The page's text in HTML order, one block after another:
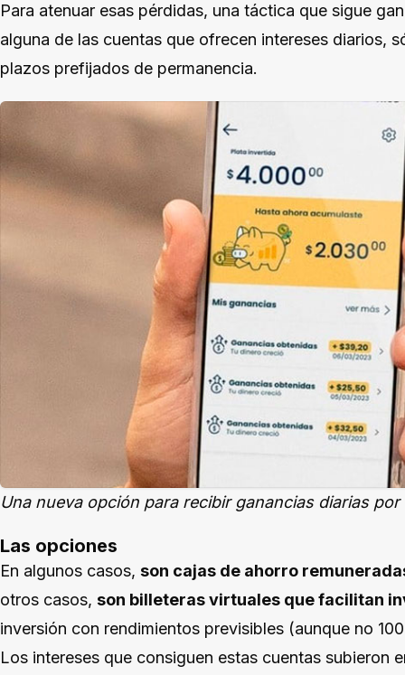
Para atenuar esas pérdidas, una táctica que sigue
alguna de las cuentas que ofrecen intereses diarios,
plazos prefijados de permanencia.
Una nueva opción para recibir ganancias diarias
Las opciones
En algunos casos, son cajas de ahorro
otros casos, son billeteras virtuales que facilitan
inversión con rendimientos previsibles (aunque no
Los intereses que consiguen estas cuentas subieron